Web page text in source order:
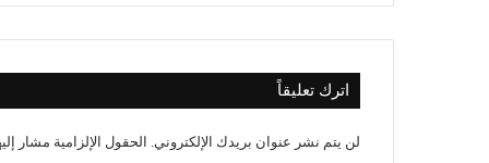
اترك تعليقاً
لن يتم نشر عنوان بريدك الإلكتروني. الحقول الإلزامية مشار